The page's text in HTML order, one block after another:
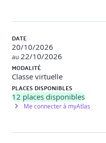
DATE
20/10/2026
au 22/10/2026
MODALITÉ
Classe virtuelle
PLACES DISPONIBLES
12 places disponibles
Me connecter à myAtlas